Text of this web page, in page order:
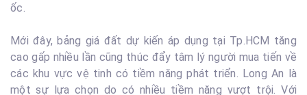
ốc.
Mới đây, bảng giá đất dự kiến áp dụng tại Tp.HCM tăng
cao gấp nhiều lần cũng thúc đẩy tâm lý người mua tiến về
các khu vực vệ tinh có tiềm năng phát triển. Long An là
một sự lựa chọn do có nhiều tiềm năng vượt trội. Với